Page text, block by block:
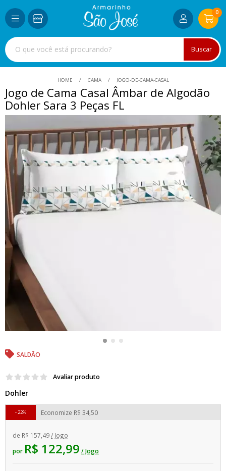
Buscar
0
HOME CAMA JOGO-DE-CAMA-CASAL
Jogo de Cama Casal Âmbar de Algodão
Dohler Sara 3 Peças FL
SALDÃO
Avaliar produto
Dohler
de R$ 157,49/ Jogo
por R$ 122,99 / Jogo
Economize R$ 34,50
22%